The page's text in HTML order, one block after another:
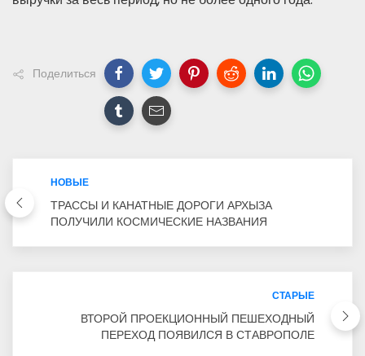
Поделиться
НОВЫЕ
ТРАССЫ И КАНАТНЫЕ ДОРОГИ АРХЫЗА
ПОЛУЧИЛИ КОСМИЧЕСКИЕ НАЗВАНИЯ
СТАРЫЕ
ВТОРОЙ ПРОЕКЦИОННЫЙ ПЕШЕХОДНЫЙ
ПЕРЕХОД ПОЯВИЛСЯ В СТАВРОПОЛЕ